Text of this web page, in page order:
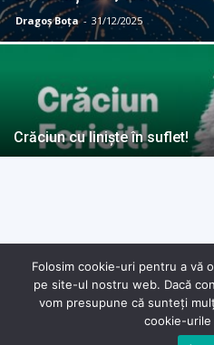
Dragoș Boța - 31/12/2025
Crăciun cu liniște în suflet!
© Copyright -
Folosim cookie-uri pentru a vă
pe site-ul nostru web. Dacă
vom presupune că sunteți
cookie-urile